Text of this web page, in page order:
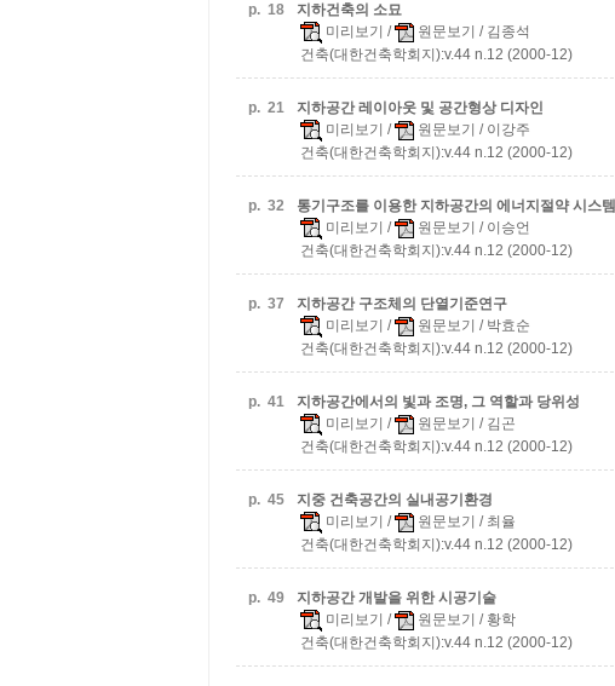
p. 18
지하건축의 소묘
미리보기 / 원문보기 / 김종석
건축(대한건축학회지):v.44 n.12 (2000-12)
p. 21
지하공간 레이아웃 및 공간형상 디자인
미리보기 / 원문보기 / 이강주
건축(대한건축학회지):v.44 n.12 (2000-12)
p. 32
통기구조를 이용한 지하공간의 에너지절약 시스템
미리보기 / 원문보기 / 이승언
건축(대한건축학회지):v.44 n.12 (2000-12)
p. 37
지하공간 구조체의 단열기준연구
미리보기 / 원문보기 / 박효순
건축(대한건축학회지):v.44 n.12 (2000-12)
p. 41
지하공간에서의 빛과 조명, 그 역할과 당위성
미리보기 / 원문보기 / 김곤
건축(대한건축학회지):v.44 n.12 (2000-12)
p. 45
지중 건축공간의 실내공기환경
미리보기 / 원문보기 / 최율
건축(대한건축학회지):v.44 n.12 (2000-12)
p. 49
지하공간 개발을 위한 시공기술
미리보기 / 원문보기 / 황학
건축(대한건축학회지):v.44 n.12 (2000-12)